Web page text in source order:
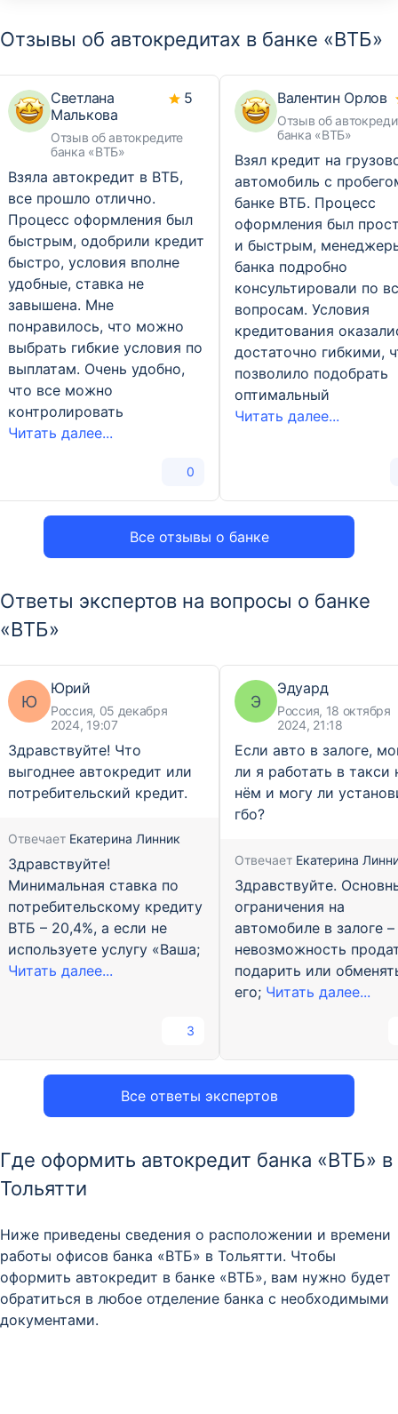
Отзывы об автокредитах в банке «ВТБ»
Все отзывы о банке
Светлана
Малькова
Отзыв об автокредите
банка «ВТБ»
5
Взяла автокредит в ВТБ,
все прошло отлично.
Процесс оформления был
быстрым, одобрили кредит
быстро, условия вполне
удобные, ставка не
завышена. Мне
понравилось, что можно
выбрать гибкие условия по
выплатам. Очень удобно,
что все можно
контролировать
Читать далее...
0
Валентин Орлов
Отзыв об
банка «ВТБ»
Взял кредит на
автомобиль с
банке ВТБ. Процесс
оформления был
и быстрым,
банка подробно
консультировали по
вопросам. Условия
кредитования
достаточно гибкими,
позволило подобрать
оптимальный
Читать далее...
Ответы экспертов на вопросы о банке
«ВТБ»
Все ответы экспертов
Ю
Юрий
Россия, 05 декабря
2024, 19:07
Здравствуйте! Что
выгоднее автокредит или
потребительский кредит.
Отвечает Екатерина Линник
Здравствуйте!
Минимальная ставка по
потребительскому кредиту
ВТБ – 20,4%, а если не
используете услугу «Ваша;
Читать далее...
3
Э
Эдуард
Россия, 18 октября
2024, 21:18
Если авто в залоге,
ли я работать в такси
нём и могу ли
гбо?
Отвечает Екатерина
Здравствуйте.
ограничения на
автомобиле в залоге –
невозможность
подарить или
его; Читать далее...
Где оформить автокредит банка «ВТБ» в
Тольятти
Ниже приведены сведения о расположении и времени
работы офисов банка «ВТБ» в Тольятти. Чтобы
оформить автокредит в банке «ВТБ», вам нужно будет
обратиться в любое отделение банка с необходимыми
документами.